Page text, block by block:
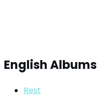
English Albums
Rest